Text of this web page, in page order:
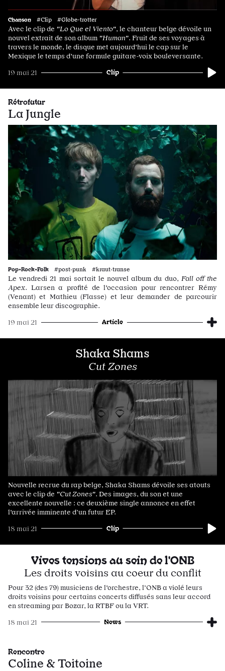
Chanson #Clip #Globe-trotter
Avec le clip de "Lo Que el Viento", le chanteur belge dévoile un
nouvel extrait de son album "Human". Fruit de ses voyages à
travers le monde, le disque met aujourd'hui le cap sur le
Mexique le temps d'une formule guitare-voix bouleversante.
19 mai 21 Clip
Rétrofutur
La Jungle
Pop•Rock•Folk #post·punk #kraut·transe
Le vendredi 21 mai sortait le nouvel album du duo, Fall off the
Apex. Larsen a profité de l'occasion pour rencontrer Rémy
(Venant) et Mathieu (Flasse) et leur demander de parcourir
ensemble leur discographie.
19 mai 21 Article
Shaka Shams
Cut Zones
Nouvelle recrue du rap belge, Shaka Shams dévoile ses atouts
avec le clip de "Cut Zones". Des images, du son et une
excellente nouvelle : ce deuxième single annonce en effet
l'arrivée imminente d’un futur EP.
18 mai 21 Clip
Vives tensions au sein de l'ONB
Les droits voisins au coeur du conflit
Pour 32 (des 79) musiciens de l'orchestre, l’ONB a violé leurs
droits voisins pour certains concerts diffusés sans leur accord
en streaming par Bozar, la RTBF ou la VRT.
18 mai 21 News
Rencontre
Coline & Toitoine